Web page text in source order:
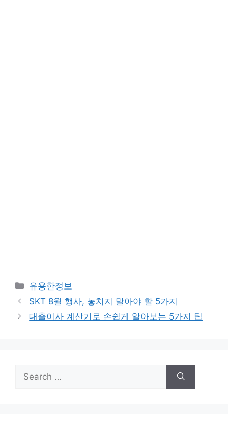
Categories
유용한정보
SKT 8월 행사, 놓치지 말아야 할 5가지
대출이사 계산기로 손쉽게 알아보는 5가지 팁
Search
for: